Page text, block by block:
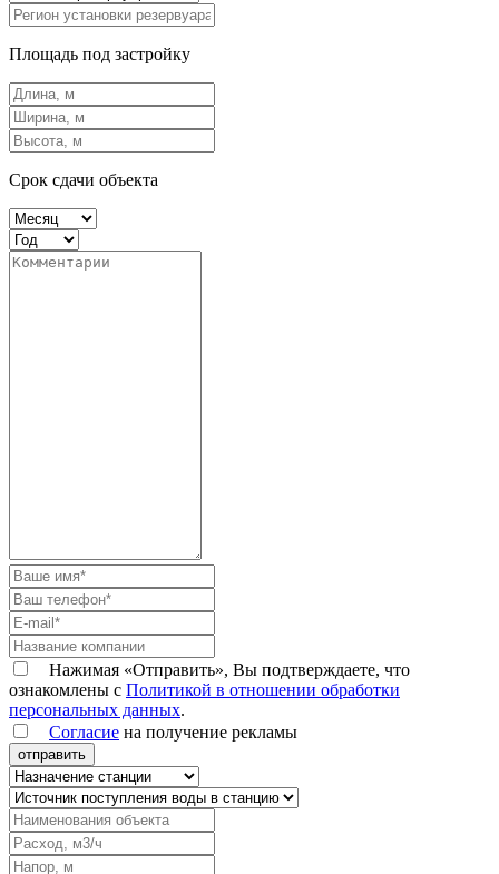
Площадь под застройку
Срок сдачи объекта
Нажимая «Отправить», Вы подтверждаете, что
ознакомлены с Политикой в отношении обработки
персональных данных.
Согласие на получение рекламы
отправить